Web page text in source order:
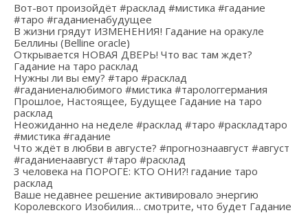
Вот-вот произойдёт #расклад #мистика #гадание
#таро #гаданиенабудущее
В жизни грядут ИЗМЕНЕНИЯ! Гадание на оракуле
Беллины (Belline oracle)
Открывается НОВАЯ ДВЕРЬ! Что вас там ждет?
Гадание на таро расклад
Нужны ли вы ему? #таро #расклад
#гаданиеналюбимого #мистика #тарологгермания
Прошлое, Настоящее, Будущее Гадание на таро
расклад
Неожиданно на неделе #расклад #таро #раскладтаро
#мистика #гадание
Что ждёт в любви в августе? #прогнознаавгуст #август
#гаданиенаавгуст #таро #расклад
3 человека на ПОРОГЕ: КТО ОНИ?! гадание таро
расклад
Ваше недавнее решение активировало энергию
Королевского Изобилия… смотрите, что будет Гадание